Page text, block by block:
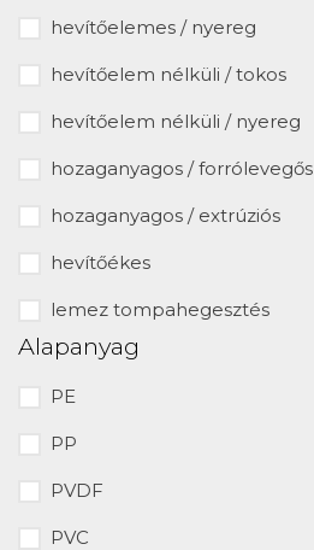
hevítőelemes / nyereg
hevítőelem nélküli / tokos
hevítőelem nélküli / nyereg
hozaganyagos / forrólevegős
hozaganyagos / extrúziós
hevítőékes
lemez tompahegesztés
Alapanyag
PE
PP
PVDF
PVC